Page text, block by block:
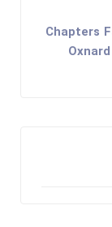
Chapters